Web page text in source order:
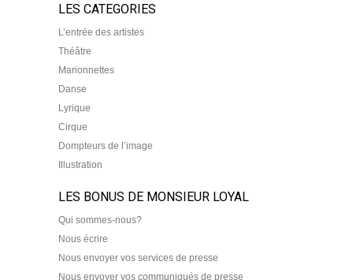
LES CATEGORIES
L’entrée des artistes
Théâtre
Marionnettes
Danse
Lyrique
Cirque
Dompteurs de l’image
Illustration
LES BONUS DE MONSIEUR LOYAL
Qui sommes-nous?
Nous écrire
Nous envoyer vos services de presse
Nous envoyer vos communiqués de presse